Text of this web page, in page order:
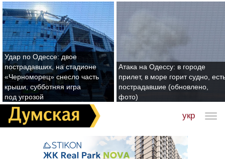
Удар по Одессе: двое
пострадавших, на стадионе
«Черноморец» снесло часть
крыши, субботняя игра
под угрозой
Атака на Одессу: в городе
прилет, в море горит судно,
пострадавшие (обновлено,
фото)
укр